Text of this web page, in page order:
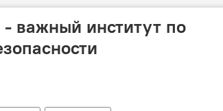
важный институт по